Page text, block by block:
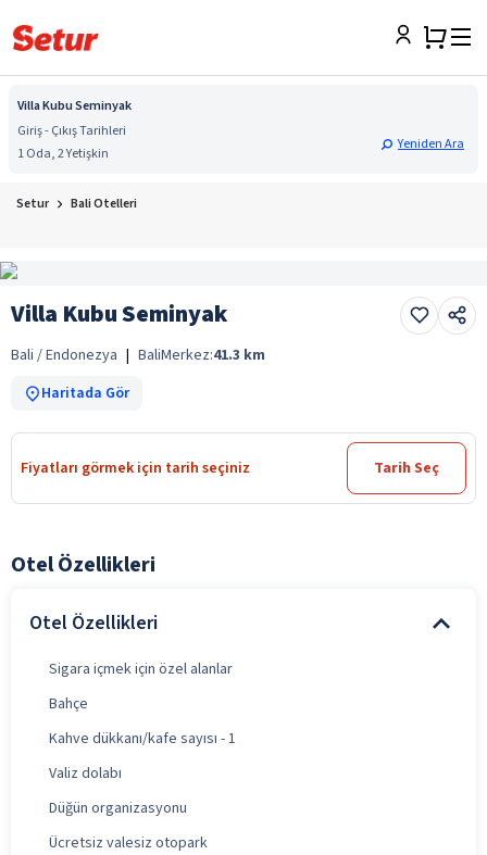
Villa Kubu Seminyak
Giriş - Çıkış Tarihleri
1 Oda, 2 Yetişkin
Yeniden Ara
Setur Bali Otelleri
Villa Kubu Seminyak
Bali / Endonezya | BaliMerkez:41.3 km
Haritada Gör
Fiyatları görmek için tarih seçiniz Tarih Seç
Otel Özellikleri
Otel Özellikleri
Sigara içmek için özel alanlar
Bahçe
Kahve dükkanı/kafe sayısı - 1
Valiz dolabı
Düğün organizasyonu
Ücretsiz valesiz otopark